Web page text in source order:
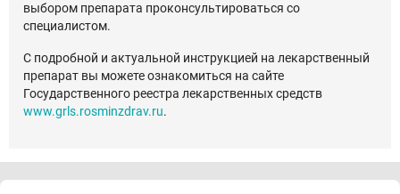
выбором препарата проконсультироваться со
специалистом.
С подробной и актуальной инструкцией на лекарственный
препарат вы можете ознакомиться на сайте
Государственного реестра лекарственных средств
www.grls.rosminzdrav.ru.